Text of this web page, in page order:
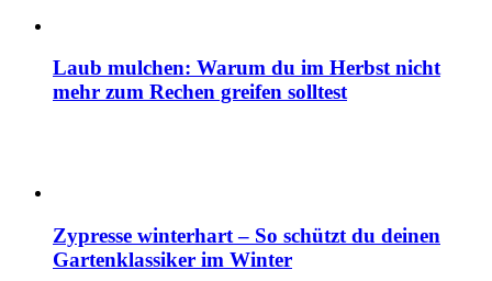
Laub mulchen: Warum du im Herbst nicht
mehr zum Rechen greifen solltest
Zypresse winterhart – So schützt du deinen
Gartenklassiker im Winter